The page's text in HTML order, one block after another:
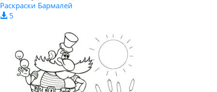
Раскраски Бармалей
5